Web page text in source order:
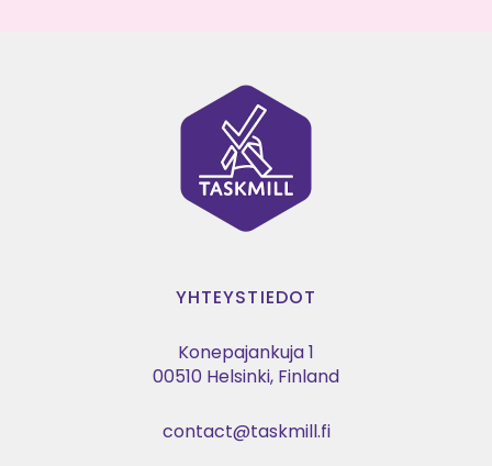
YHTEYSTIEDOT
Konepajankuja 1
00510 Helsinki, Finland
contact@taskmill.fi